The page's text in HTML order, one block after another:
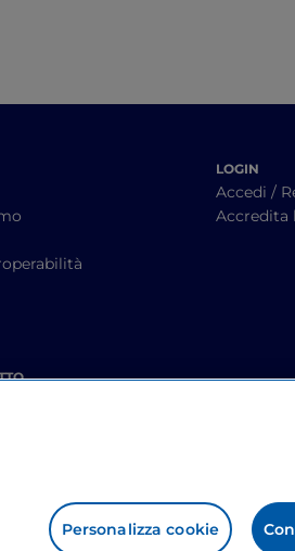
LOGIN
Accedi /
Accredita
Personalizza cookie